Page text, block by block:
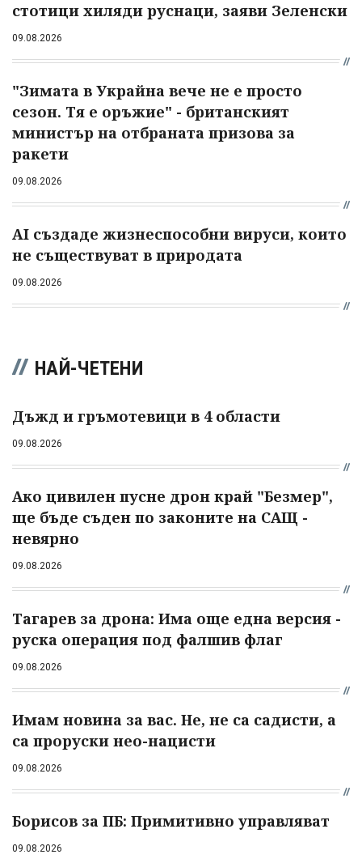
стотици хиляди руснаци, заяви Зеленски
09.08.2026
"Зимата в Украйна вече не е просто
сезон. Тя е оръжие" - британският
министър на отбраната призова за
ракети
09.08.2026
AI създаде жизнеспособни вируси, които
не съществуват в природата
09.08.2026
НАЙ-ЧЕТЕНИ
Дъжд и гръмотевици в 4 области
09.08.2026
Ако цивилен пусне дрон край "Безмер",
ще бъде съден по законите на САЩ -
невярно
09.08.2026
Тагарев за дрона: Има още една версия -
руска операция под фалшив флаг
09.08.2026
Имам новина за вас. Не, не са садисти, а
са проруски нео-нацисти
09.08.2026
Борисов за ПБ: Примитивно управляват
09.08.2026